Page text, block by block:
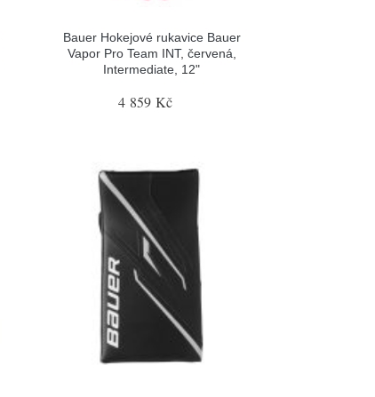
Bauer Hokejové rukavice Bauer
Vapor Pro Team INT, červená,
Intermediate, 12"
4 859 Kč